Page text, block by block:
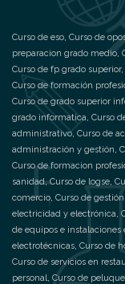
Curso de eso, Curso de
preparacion grado medio,
Curso de fp grado superior,
Curso de formación
Curso de grado superior
grado informatica, Curso
administrativo, Curso de
administración y gestión,
Curso de formacion
sanidad,Curso de logse,
comercio, Curso de
electricidad y electrónica,
de equipos e instalaciones
electrotécnicas, Curso de
Curso de servicios en
personal, Curso de